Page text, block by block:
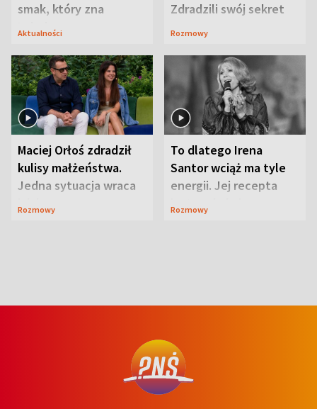
smak, który zna
Lubelszczyzna
Aktualności
Zdradzili swój sekret
Rozmowy
Maciej Orłoś zdradził
kulisy małżeństwa.
Jedna sytuacja wraca
jak bumerang
Rozmowy
To dlatego Irena
Santor wciąż ma tyle
energii. Jej recepta
jest zaskakująco
Rozmowy